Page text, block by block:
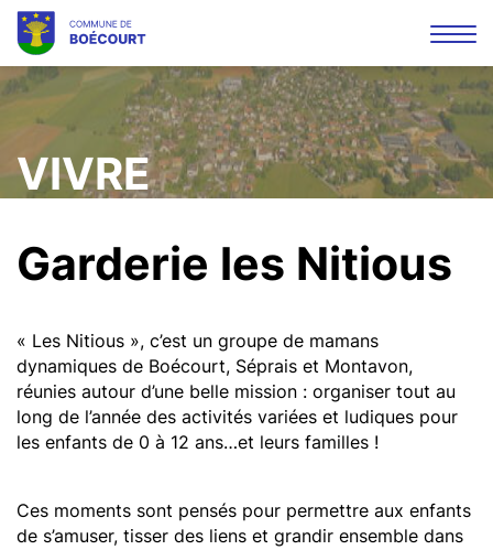
Mots
clés
la
VIVRE
Garderie les Nitious
« Les Nitious », c’est un groupe de mamans
dynamiques de Boécourt, Séprais et Montavon,
réunies autour d’une belle mission : organiser tout au
long de l’année des activités variées et ludiques pour
les enfants de 0 à 12 ans…et leurs familles !
Ces moments sont pensés pour permettre aux enfants
de s’amuser, tisser des liens et grandir ensemble dans